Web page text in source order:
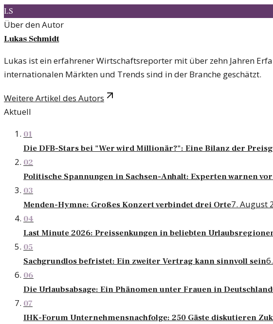
LS
Über den Autor
Lukas Schmidt
Lukas ist ein erfahrener Wirtschaftsreporter mit über zehn Jahren
internationalen Märkten und Trends sind in der Branche geschätzt.
Weitere Artikel des Autors
Aktuell
01
Die DFB-Stars bei "Wer wird Millionär?": Eine Bilanz der
02
Politische Spannungen in Sachsen-Anhalt: Experten warnen
03
Menden-Hymne: Großes Konzert verbindet drei Orte7. August
04
Last Minute 2026: Preissenkungen in beliebten
05
Sachgrundlos befristet: Ein zweiter Vertrag kann sinnvoll sein
06
Die Urlaubsabsage: Ein Phänomen unter Frauen in Deutschland
07
IHK-Forum Unternehmensnachfolge: 250 Gäste diskutieren